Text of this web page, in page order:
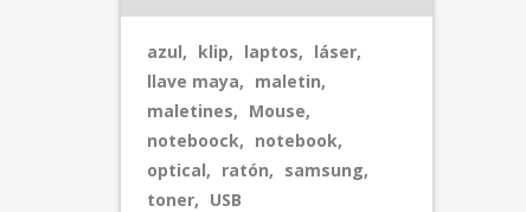
azul, klip, laptos, láser,
llave maya, maletin,
maletines, Mouse,
noteboock, notebook,
optical, ratón, samsung,
toner, USB